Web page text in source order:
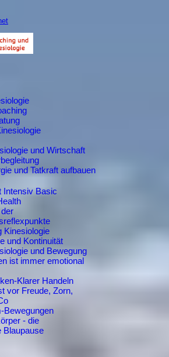
und Wirtschaft
und Tatkraft aufbauen
Intensiv Basic
Kinesiologie
und Kontinuität
und Bewegung
ist immer emotional
Klarer Handeln
vor Freude, Zorn,
Bewegungen
- die
Blaupause